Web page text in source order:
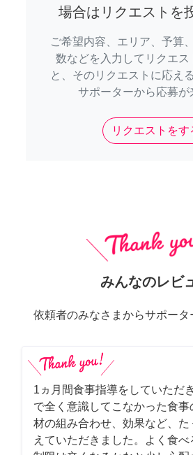
場合はリクエストを
ご希望内容、エリア、予算
数などを入力してリクエス
と、そのリクエストに応え
サポーターから応募が
リクエストをす
みんなのレビ
依頼者のみなさまからサポー
1ヵ月間食事指導をしていただ
で全く意識してこなかった食
材の組み合わせ、効果など、た
えていただきました。よく食